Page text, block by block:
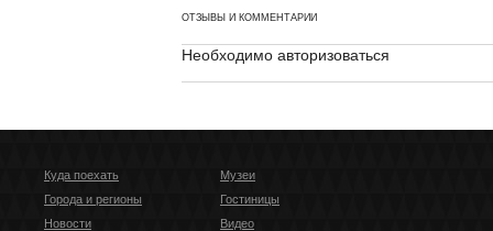
ОТЗЫВЫ И КОММЕНТАРИИ
Необходимо авторизоваться
Куда поехать
Города и регионы
Новости
Музеи
Гостиницы
Видео